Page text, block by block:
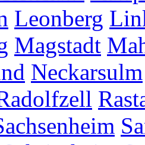
Leonberg
Magstadt
Neckarsulm